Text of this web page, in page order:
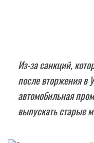
Из-за санкций,
после вторжения в
автомобильная
выпускать старые